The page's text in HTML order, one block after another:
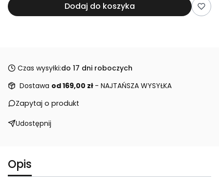
Dodaj do koszyka
Czas wysyłki:do 17 dni roboczych
Dostawa od 169,00 zł - NAJTAŃSZA WYSYŁKA
Zapytaj o produkt
Udostępnij
Opis